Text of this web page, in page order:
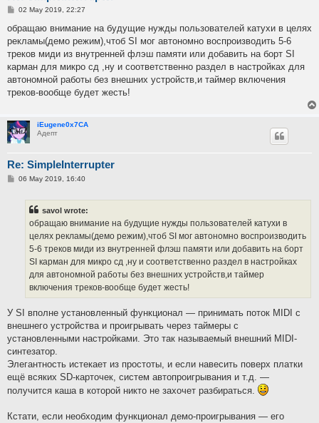
P
s
t
02 May 2019, 22:27
обращаю внимание на будущие нужды пользователей катухи в целях
рекламы(демо режим),чтоб SI мог автономно воспроизводить 5-6
треков миди из внутренней флэш памяти или добавить на борт SI
карман для микро сд ,ну и соответственно раздел в настройках для
автономной работы без внешних устройств,и таймер включения
треков-вообще будет жесть!
iEugene0x7CA
Адепт
Re: SimpleInterrupter
P06 May 2019, 16:40
savol wrote:
обращаю внимание на будущие нужды пользователей катухи в
целях рекламы(демо режим),чтоб SI мог автономно воспроизводить
5-6 треков миди из внутренней флэш памяти или добавить на борт
SI карман для микро сд ,ну и соответственно раздел в настройках
для автономной работы без внешних устройств,и таймер
включения треков-вообще будет жесть!
У SI вполне установленный функционал — принимать поток MIDI с
внешнего устройства и проигрывать через таймеры с
установленными настройками. Это так называемый внешний MIDI-
синтезатор.
Элегантность истекает из простоты, и если навесить поверх платки
ещё всяких SD-карточек, систем автопроигрывания и т.д. —
получится каша в которой никто не захочет разбираться.
Кстати, если необходим функционал демо-проигрывания — его